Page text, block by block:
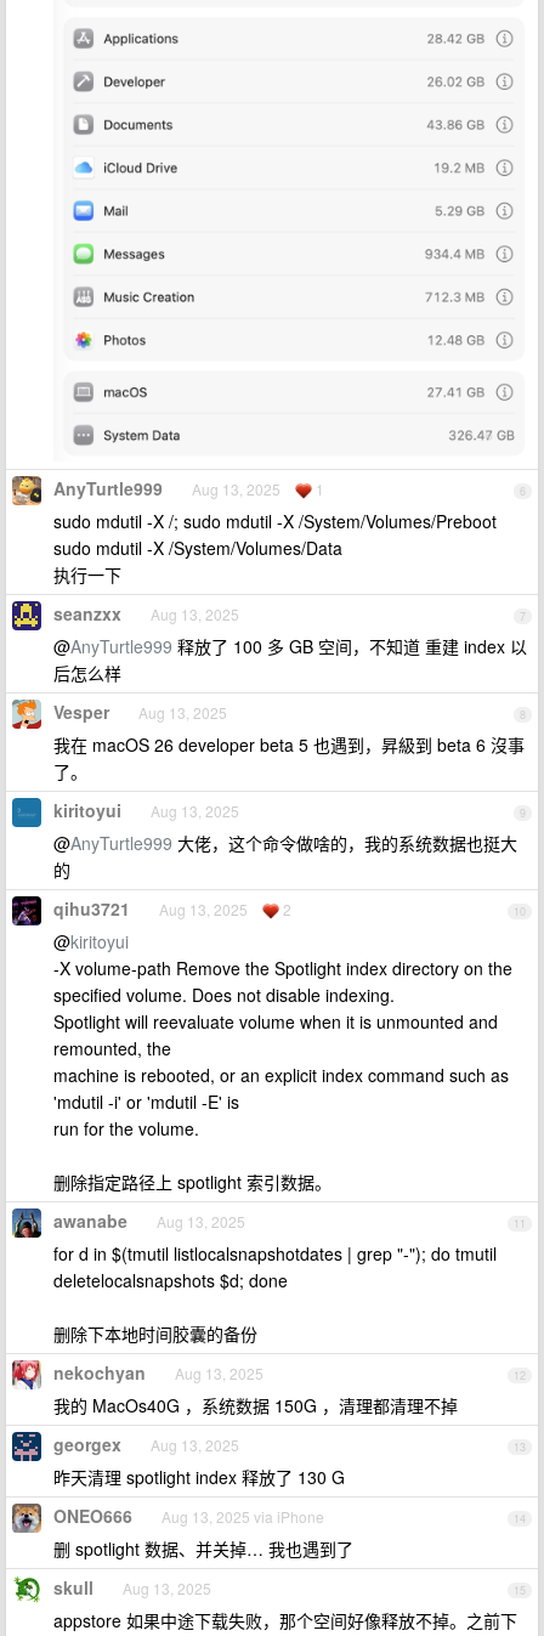
6
AnyTurtle999 Aug 13, 2025 1
sudo mdutil -X /; sudo mdutil -X /System/Volumes/Preboot
sudo mdutil -X /System/Volumes/Data
执行一下
7
seanzxx Aug 13, 2025
@AnyTurtle999 释放了 100 多 GB 空间，不知道 重建 index 以
后怎么样
8
Vesper Aug 13, 2025
我在 macOS 26 developer beta 5 也遇到，昇級到 beta 6 沒事
了。
9
kiritoyui Aug 13, 2025
@AnyTurtle999 大佬，这个命令做啥的，我的系统数据也挺大
的
10
qihu3721 Aug 13, 2025 2
@kiritoyui
-X volume-path Remove the Spotlight index directory on the
specified volume. Does not disable indexing.
Spotlight will reevaluate volume when it is unmounted and
remounted, the
machine is rebooted, or an explicit index command such as
'mdutil -i' or 'mdutil -E' is
run for the volume.
删除指定路径上 spotlight 索引数据。
11
awanabe Aug 13, 2025
for d in $(tmutil listlocalsnapshotdates | grep "-"); do tmutil
deletelocalsnapshots $d; done
删除下本地时间胶囊的备份
12
nekochyan Aug 13, 2025
我的 MacOs40G ，系统数据 150G ，清理都清理不掉
13
georgex Aug 13, 2025
昨天清理 spotlight index 释放了 130 G
14
ONEO666 Aug 13, 2025 via iPhone
删 spotlight 数据、并关掉… 我也遇到了
15
skull Aug 13, 2025
appstore 如果中途下载失败，那个空间好像释放不掉。之前下